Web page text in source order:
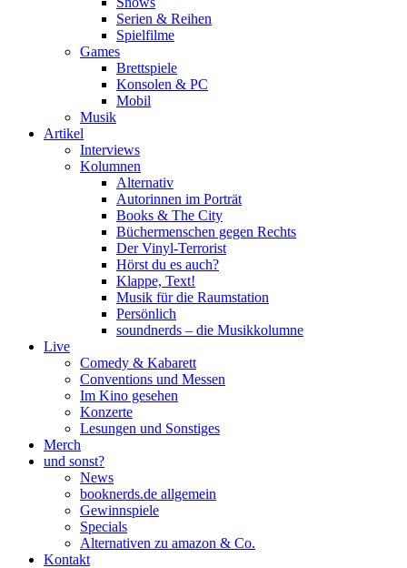
Serien & Reihen
Spielfilme
Games
Brettspiele
Konsolen & PC
Mobil
Musik
Artikel
Interviews
Kolumnen
Alternativ
Autorinnen im Porträt
Books & The City
Büchermenschen gegen Rechts
Der Vinyl-Terrorist
Hörst du es auch?
Klappe, Text!
Musik für die Raumstation
Persönlich
soundnerds – die Musikkolumne
Live
Comedy & Kabarett
Conventions und Messen
Im Kino gesehen
Konzerte
Lesungen und Sonstiges
Merch
und sonst?
News
booknerds.de allgemein
Gewinnspiele
Specials
Alternativen zu amazon & Co.
Kontakt